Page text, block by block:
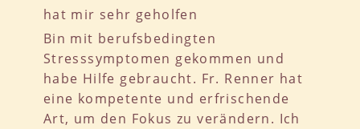
hat mir sehr geholfen
Bin mit berufsbedingten
Stresssymptomen gekommen und
habe Hilfe gebraucht. Fr. Renner hat
eine kompetente und erfrischende
Art, um den Fokus zu verändern. Ich